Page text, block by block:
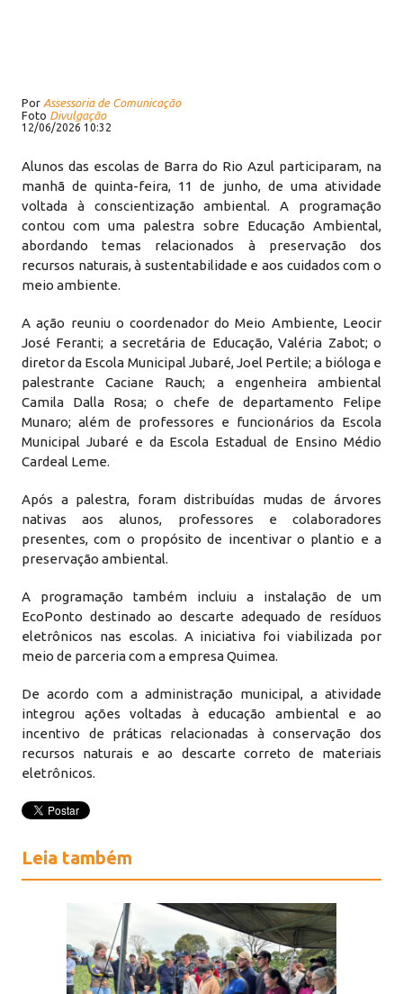
Por Assessoria de Comunicação
Foto Divulgação
12/06/2026 10:32
Alunos das escolas de Barra do Rio Azul participaram, na
manhã de quinta-feira, 11 de junho, de uma atividade
voltada à conscientização ambiental. A programação
contou com uma palestra sobre Educação Ambiental,
abordando temas relacionados à preservação dos
recursos naturais, à sustentabilidade e aos cuidados com o
meio ambiente.
A ação reuniu o coordenador do Meio Ambiente, Leocir
José Feranti; a secretária de Educação, Valéria Zabot; o
diretor da Escola Municipal Jubaré, Joel Pertile; a bióloga e
palestrante Caciane Rauch; a engenheira ambiental
Camila Dalla Rosa; o chefe de departamento Felipe
Munaro; além de professores e funcionários da Escola
Municipal Jubaré e da Escola Estadual de Ensino Médio
Cardeal Leme.
Após a palestra, foram distribuídas mudas de árvores
nativas aos alunos, professores e colaboradores
presentes, com o propósito de incentivar o plantio e a
preservação ambiental.
A programação também incluiu a instalação de um
EcoPonto destinado ao descarte adequado de resíduos
eletrônicos nas escolas. A iniciativa foi viabilizada por
meio de parceria com a empresa Quimea.
De acordo com a administração municipal, a atividade
integrou ações voltadas à educação ambiental e ao
incentivo de práticas relacionadas à conservação dos
recursos naturais e ao descarte correto de materiais
eletrônicos.
Leia também